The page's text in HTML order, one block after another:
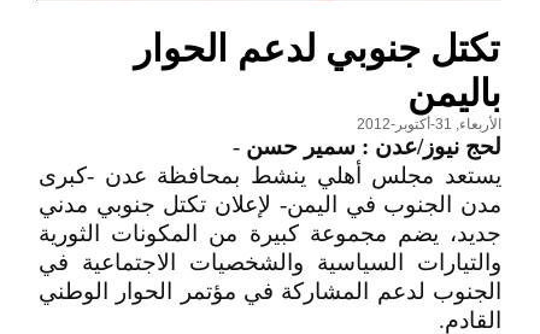
تكتل جنوبي لدعم الحوار
باليمن
الأربعاء, 31-أكتوبر-2012
لحج نيوز/عدن : سمير حسن -
يستعد مجلس أهلي ينشط بمحافظة عدن -كبرى
مدن الجنوب في اليمن- لإعلان تكتل جنوبي مدني
جديد، يضم مجموعة كبيرة من المكونات الثورية
والتيارات السياسية والشخصيات الاجتماعية في
الجنوب لدعم المشاركة في مؤتمر الحوار الوطني
القادم.